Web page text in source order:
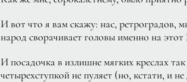
И вот что я вам скажу: нас, ретроградов,
народ сворачивает головы именно на
И посадочка в излишне мягких креслах
четырехступкой не пуляет (но, кстати, и